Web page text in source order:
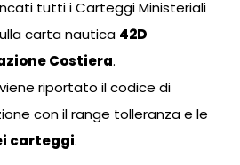
tutti i Carteggi Ministeriali
carta nautica 42D
Costiera.
riportato il codice di
con il range tolleranza e le
carteggi.